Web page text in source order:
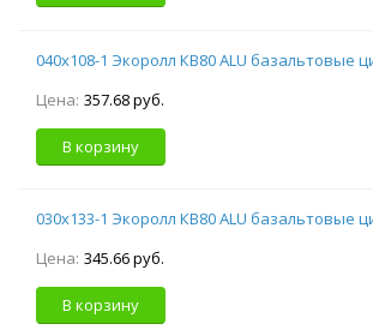
040х108-1 Экоролл КВ80 ALU базальтовые
Цена: 357.68 руб.
В корзину
030х133-1 Экоролл КВ80 ALU базальтовые
Цена: 345.66 руб.
В корзину